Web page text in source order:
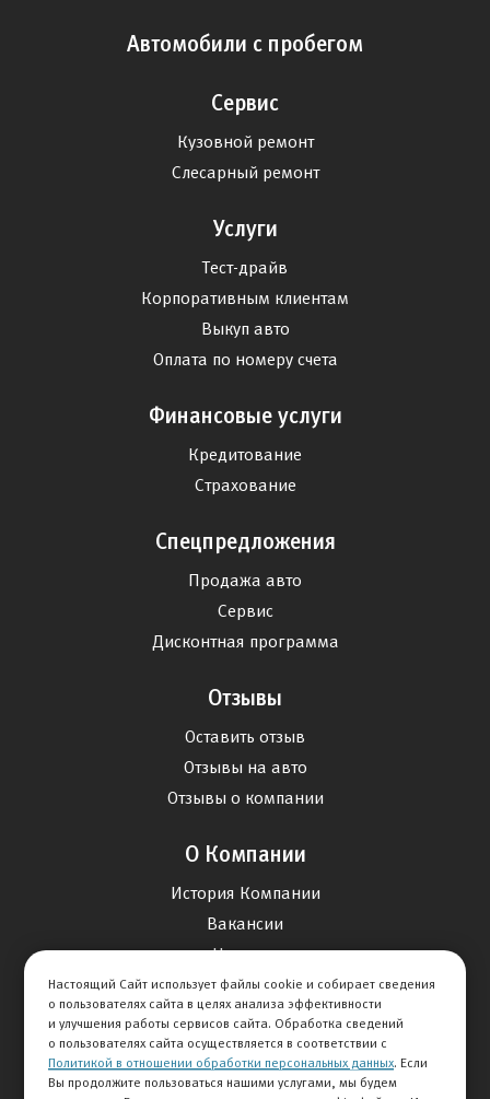
Автомобили с пробегом
Сервис
Кузовной ремонт
Слесарный ремонт
Услуги
Тест-драйв
Корпоративным клиентам
Выкуп авто
Оплата по номеру счета
Финансовые услуги
Кредитование
Страхование
Спецпредложения
Продажа авто
Сервис
Дисконтная программа
Отзывы
Оставить отзыв
Отзывы на авто
Отзывы о компании
О Компании
История Компании
Вакансии
Новости
Карта сайта
Контакты
Настоящий Сайт использует файлы cookie и собирает сведения
о пользователях сайта в целях анализа эффективности
и улучшения работы сервисов сайта. Обработка сведений
о пользователях сайта осуществляется в соответствии с
Политикой в отношении обработки персональных данных. Если
Вы продолжите пользоваться нашими услугами, мы будем